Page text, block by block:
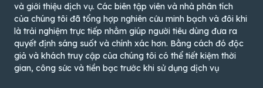
và giới thiệu dịch vụ. Các biên tập viên và nhà phân tích
của chúng tôi đã tổng hợp nghiên cứu minh bạch và đôi khi
là trải nghiệm trực tiếp nhằm giúp người tiêu dùng đưa ra
quyết định sáng suốt và chính xác hơn. Bằng cách đó độc
giả và khách truy cập của chúng tôi có thể tiết kiệm thời
gian, công sức và tiền bạc trước khi sử dụng dịch vụ